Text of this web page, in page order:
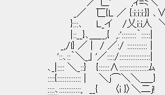
／ 匸' ,ィ=ﾐ＼ / 〈
_／ 匸{L ／ {:i:i:i:}} ､∨ /
}:::､ L_イ /乂i:i人 ＼{フ
|::__}､＿__,{ ,:'::::::::｀
_,/l} ／ | / ／:/
'::､::｀＼_｣ '／::::/
､_|:::: ＼_::}
::::{::::::::::::: | ＼j⌒＼＼＿
::::､::::::::::::, __{ 〈i }〉＼二j!